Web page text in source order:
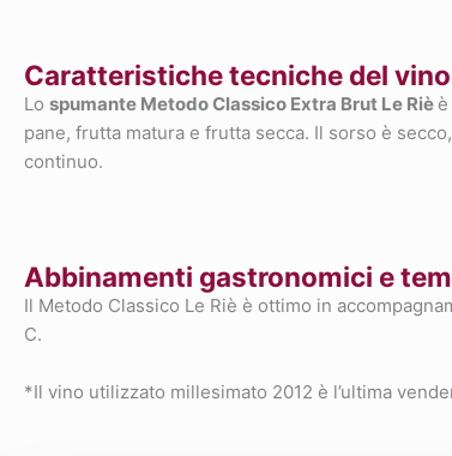
Caratteristiche tecniche del vino
Lo spumante Metodo Classico Extra Brut Le Riè
pane, frutta matura e frutta secca. Il sorso è
continuo.
Abbinamenti gastronomici e
Il Metodo Classico Le Riè è ottimo in
C.
*Il vino utilizzato millesimato 2012 è l’ultima